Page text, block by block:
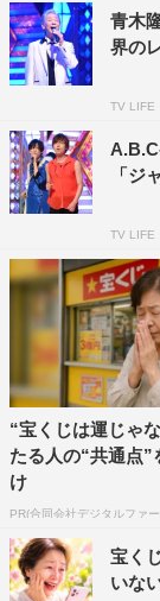
『泰造が見せた
見せてくれない
て話す宇多田ヒ
る珠玉のネタ
続々登場する『
ナーも健在で、
真、亀梨和也、
番組情報
『ものまねグ
日本テレビ系
2020年9月29日
MC：ネプチュ
笹崎里菜（日テ
青木
界の
TV LIFE
「ジ
TV LIFE
“宝くじは運じゃ
たる人の“共通点”
け
PR(合同会社デジタルファ
宝く
いない